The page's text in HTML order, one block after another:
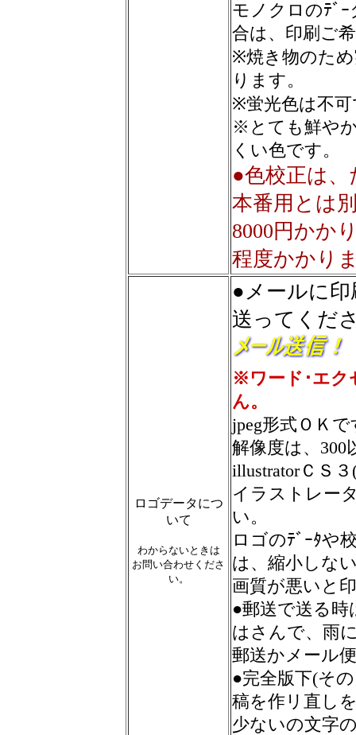
モノクロのﾃﾞ
合は、印刷ご
※焼き物のた
ります。
※蛍光色は不
※とても鮮や
くい色です。
●色校正は
本番用とは
8000円かか
程度かかり
ロゴデータにつ
いて
わからないときは
お問い合わせくださ
い。
●メールに
送ってくだ
※ワード･エク
ん。
jpeg形式ＯＫで
解像度は、300
illustratorＣＳ
イラストレー
い。
ロゴのﾃﾞｰﾀや
は、縮小しな
画質が悪いと
●郵送で送る
はさんで、雨
郵送かメール
●完全版下(そ
稿を作リ直し
少ないの文字